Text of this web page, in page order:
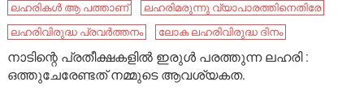
ലഹരികൾ ആ പത്താണ്
ലഹരിമരുന്നു വ്യാപാരത്തിനെതിരേ
ലഹരിവിരുദ്ധ പ്രവര്‍ത്തനം
ലോക ലഹരിവിരുദ്ധ ദിനം
നാടിന്റെ പ്രതീക്ഷകളിൽ ഇരുൾ പരത്തുന്ന ലഹരി :
ഒത്തുചേരേണ്ടത് നമ്മുടെ ആവശ്യകത.